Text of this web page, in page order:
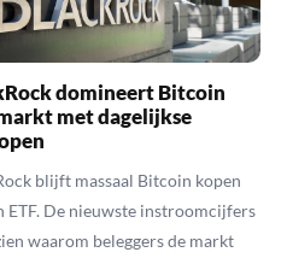
domineert Bitcoin
met dagelijkse
blijft massaal Bitcoin kopen
ETF. De nieuwste instroomcijfers
waarom beleggers de markt